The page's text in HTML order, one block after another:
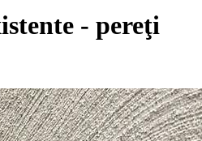
- pereţi